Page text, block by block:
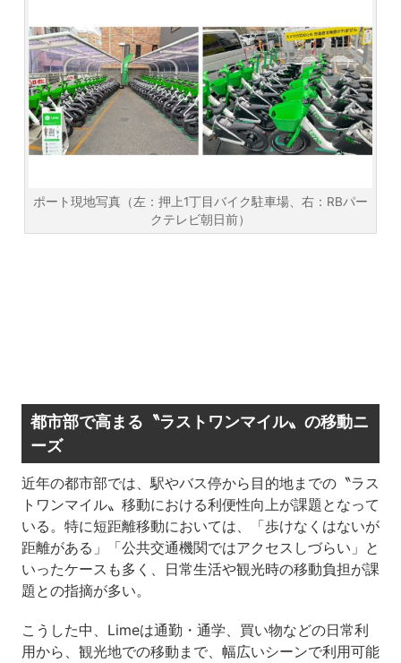
ポート現地写真（左：押上1丁目バイク駐車場、右：RBパー
クテレビ朝日前）
都市部で高まる〝ラストワンマイル〟の移動ニ
ーズ
近年の都市部では、駅やバス停から目的地までの〝ラス
トワンマイル〟移動における利便性向上が課題となって
いる。特に短距離移動においては、「歩けなくはないが
距離がある」「公共交通機関ではアクセスしづらい」と
いったケースも多く、日常生活や観光時の移動負担が課
題との指摘が多い。
こうした中、Limeは通勤・通学、買い物などの日常利
用から、観光地での移動まで、幅広いシーンで利用可能